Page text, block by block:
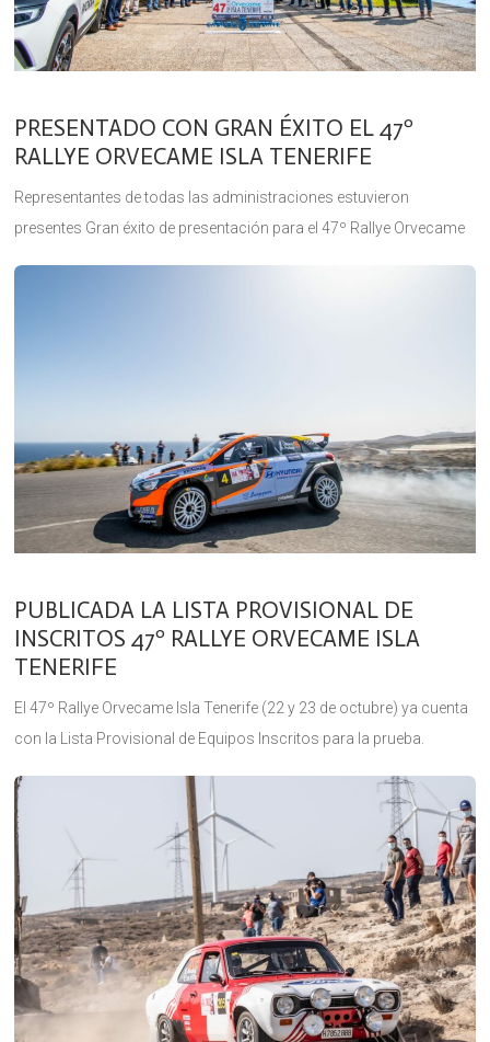
PRESENTADO CON GRAN ÉXITO EL 47º
RALLYE ORVECAME ISLA TENERIFE
Representantes de todas las administraciones estuvieron
presentes Gran éxito de presentación para el 47º Rallye Orvecame
PUBLICADA LA LISTA PROVISIONAL DE
INSCRITOS 47º RALLYE ORVECAME ISLA
TENERIFE
El 47º Rallye Orvecame Isla Tenerife (22 y 23 de octubre) ya cuenta
con la Lista Provisional de Equipos Inscritos para la prueba.